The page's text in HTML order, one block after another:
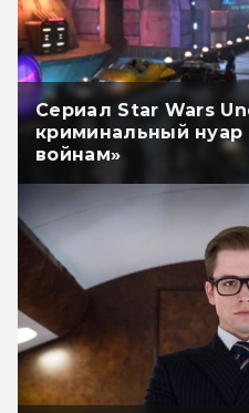
Сериал Star Wars
криминальный
войнам»